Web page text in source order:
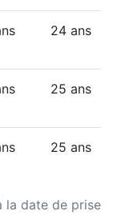
la date de prise
24 ans
25 ans
25 ans